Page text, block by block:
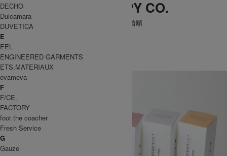
THE AROMATHERAPY CO.
[ 並び順を変更 ] -
新着順
全 [1] 商品中 [1-1] を表示
1
THE AROMATHERAPY CO.
アロマセラピーカンパニー
DECHO
Dulcamara
DUVETICA
E
EEL
ENGINEERED GARMENTS
ETS.MATERIAUX
evameva
F
F/CE.
FACTORY
foot the coacher
Fresh Service
G
Gauze